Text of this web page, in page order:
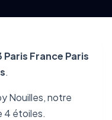
France Paris
.
Nouilles, notre
4 étoiles.